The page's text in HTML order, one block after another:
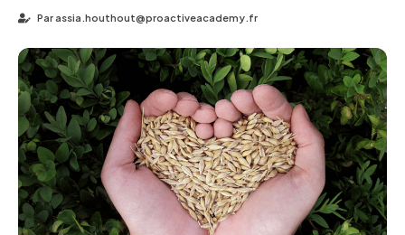
Parassia.houthout@proactiveacademy.fr